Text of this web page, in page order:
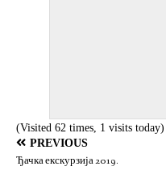
(Visited 62 times, 1 visits today)
PREVIOUS
Ђачка екскурзија 2019.